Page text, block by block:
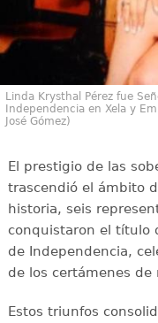
Linda Krysthal Pérez fue
Independencia en Xela y
José Gómez)
El prestigio de las
trascendió el ámbito
historia, seis
conquistaron el título
de Independencia,
de los certámenes
Estos triunfos